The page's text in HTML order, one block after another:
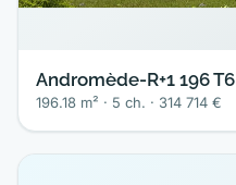
Andromède-R+1 196 T6
196.18 m² · 5 ch. · 314 714 €